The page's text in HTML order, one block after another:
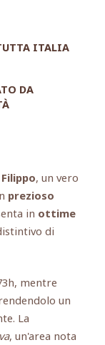
ITALIA
DA
, un vero
prezioso
in ottime
di
mentre
un
La
, un'area nota